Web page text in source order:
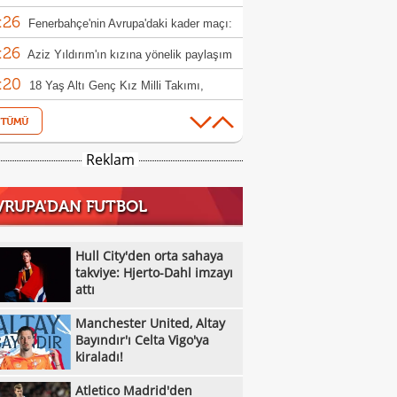
Fenerbahçe'nin Avrupa'daki kader maçı:
OH Leuven
Aziz Yıldırım'ın kızına yönelik paylaşım
18 Yaş Altı Genç Kız Milli Takımı,
65-61 yenildi
Çaykur Rizespor'dan Zeqiri, Esenler
transfer oldu
Berna Yeniçeri ve Sevgi Karaoğlu'ndan
için İngiltere'de piste çıkacak
Gençlerbirliği Lisesi, Çin'deki Dünya
17 Yaş Altı Kadın Milli Voleybol Takımı,
3-0 yendi
Milli motosikletçiler hafta sonu Avrupa
yarışacak
Gaziantep FK, forvet Serdar Dursun'u
kattı
Rashford transferinde şeytan engeli!
Reklam
FUTBOL
Hull City'den orta sahaya
takviye: Hjerto-Dahl imzayı
attı
Manchester United, Altay
Bayındır'ı Celta Vigo'ya
kiraladı!
Atletico Madrid'den